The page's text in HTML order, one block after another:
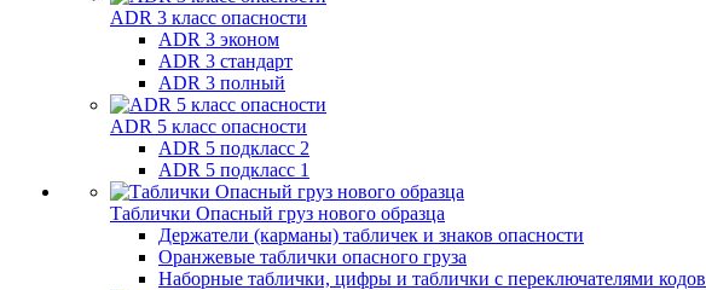
ADR 3 класс опасности
ADR 3 эконом
ADR 3 стандарт
ADR 3 полный
ADR 5 класс опасности
ADR 5 подкласс 2
ADR 5 подкласс 1
Таблички Опасный груз нового образца
Держатели (карманы) табличек и знаков опасности
Оранжевые таблички опасного груза
Наборные таблички, цифры и таблички с переключателями кодов